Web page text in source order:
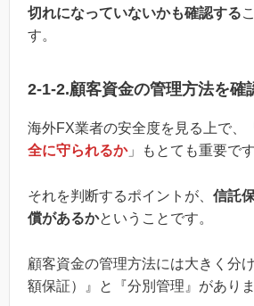
切れになっていないかも確認する
す。
2-1-2.顧客資金の管理方法を確
海外FX業者の安全度を見る上で、「
全に守られるか」もとても重要です
それを判断するポイントが、 信託
償があるかということです。
顧客資金の管理方法には大きく分
額保証）』と『分別管理』がありま